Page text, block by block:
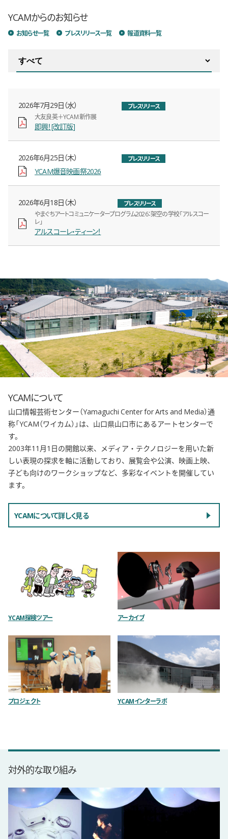
YCAMからのお知らせ
お知らせ一覧 プレスリリース一覧 報道資料一覧
表示するお知らせのカテゴリを切り替える
記事の公開日
2026年7月29日（水） 記事のカテゴリ
プレスリリース
大友良英＋YCAM 新作展
即興！[改訂版]
新しいウィンドウで開きます
記事の公開日
2026年6月25日（木） 記事のカテゴリ
プレスリリース
YCAM爆音映画祭2026
新しいウィンドウで開きます
記事の公開日
2026年6月18日（木） 記事のカテゴリ
プレスリリース
やまぐちアートコミュニケータープログラム2026：架空の学校「アルスコー
レ」
アルスコーレ・ティーン！
新しいウィンドウで開きます
YCAMについて
山口情報芸術センター（Yamaguchi Center for Arts and Media）通
称「YCAM（ワイカム）」は、山口県山口市にあるアートセンターで
す。
2003年11月1日の開館以来、メディア・テクノロジーを用いた新
しい表現の探求を軸に活動しており、展覧会や公演、映画上映、
子ども向けのワークショップなど、多彩なイベントを開催してい
ます。
YCAMについて詳しく見る
YCAM探検ツアー アーカイブ
プロジェクト YCAMインターラボ
対外的な取り組み